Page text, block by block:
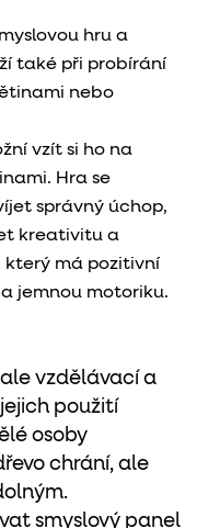
hru a
také při probírání
nebo
vzít si ho na
Hra se
správný úchop,
kreativitu a
který má pozitivní
jemnou motoriku.
vzdělávací a
použití
osoby
chrání, ale
smyslový panel